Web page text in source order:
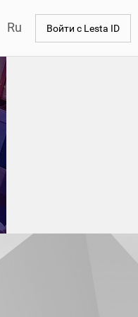
Ru Войти с Lesta ID